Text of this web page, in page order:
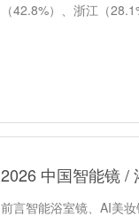
（42.8%）、浙江（
前言智能浴室镜、AI美